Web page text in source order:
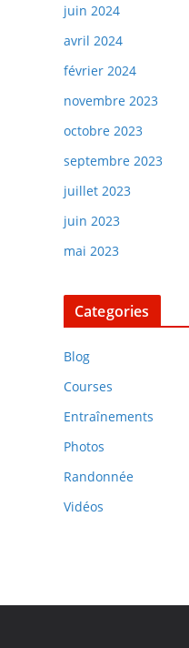
juin 2024
avril 2024
février 2024
novembre 2023
octobre 2023
septembre 2023
juillet 2023
juin 2023
mai 2023
Categories
Blog
Courses
Entraînements
Photos
Randonnée
Vidéos